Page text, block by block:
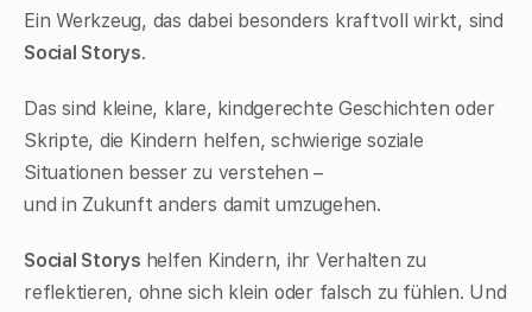
Ein Werkzeug, das dabei besonders kraftvoll wirkt, sind
Social Storys.
Das sind kleine, klare, kindgerechte Geschichten oder
Skripte, die Kindern helfen, schwierige soziale
Situationen besser zu verstehen –
und in Zukunft anders damit umzugehen.
Social Storys helfen Kindern, ihr Verhalten zu
reflektieren, ohne sich klein oder falsch zu fühlen. Und